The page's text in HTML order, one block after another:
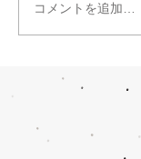
コメントを追加…